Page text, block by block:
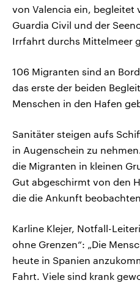
von Valencia ein, begleitet
Guardia Civil und der
Irrfahrt durchs Mittelmeer
106 Migranten sind an
das erste der beiden
Menschen in den Hafen
Sanitäter steigen aufs
in Augenschein zu
die Migranten in kleinen
Gut abgeschirmt von den
die die Ankunft
Karline Klejer, Notfall-
ohne Grenzen“: „Die
heute in Spanien
Fahrt. Viele sind krank